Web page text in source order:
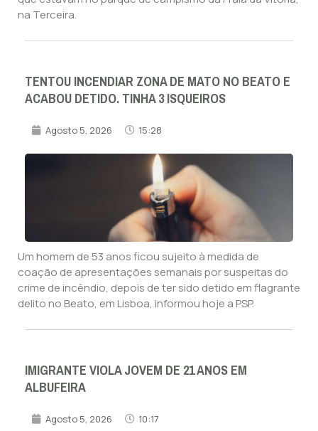
na Terceira.
TENTOU INCENDIAR ZONA DE MATO NO BEATO E
ACABOU DETIDO. TINHA 3 ISQUEIROS
Agosto 5, 2026 15:28
Um homem de 53 anos ficou sujeito à medida de
coação de apresentações semanais por suspeitas do
crime de incêndio, depois de ter sido detido em flagrante
delito no Beato, em Lisboa, informou hoje a PSP.
IMIGRANTE VIOLA JOVEM DE 21 ANOS EM
ALBUFEIRA
Agosto 5, 2026 10:17